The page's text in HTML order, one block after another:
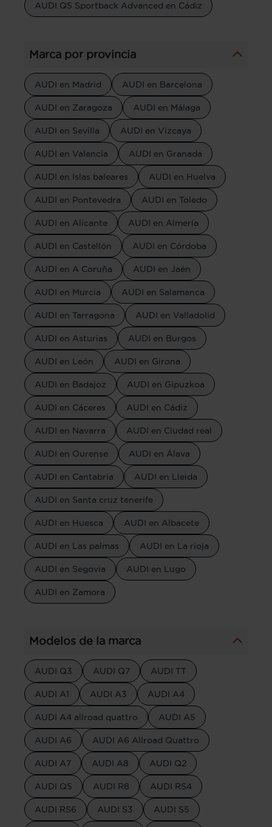
AUDI Q5 Sportback Advanced en Cádiz
Marca por provincia
AUDI en Madrid AUDI en Barcelona
AUDI en Zaragoza AUDI en Málaga
AUDI en Sevilla AUDI en Vizcaya
AUDI en Valencia AUDI en Granada
AUDI en Islas baleares AUDI en Huelva
AUDI en Pontevedra AUDI en Toledo
AUDI en Alicante AUDI en Almería
AUDI en Castellón AUDI en Córdoba
AUDI en A Coruña AUDI en Jaén
AUDI en Murcia AUDI en Salamanca
AUDI en Tarragona AUDI en Valladolid
AUDI en Asturias AUDI en Burgos
AUDI en León AUDI en Girona
AUDI en Badajoz AUDI en Gipuzkoa
AUDI en Cáceres AUDI en Cádiz
AUDI en Navarra AUDI en Ciudad real
AUDI en Ourense AUDI en Álava
AUDI en Cantabria AUDI en Lleida
AUDI en Santa cruz tenerife
AUDI en Huesca AUDI en Albacete
AUDI en Las palmas AUDI en La rioja
AUDI en Segovia AUDI en Lugo
AUDI en Zamora
Modelos de la marca
AUDI Q3 AUDI Q7 AUDI TT
AUDI A1 AUDI A3 AUDI A4
AUDI A4 allroad quattro AUDI A5
AUDI A6 AUDI A6 Allroad Quattro
AUDI A7 AUDI A8 AUDI Q2
AUDI Q5 AUDI R8 AUDI RS4
AUDI RS6 AUDI S3 AUDI S5